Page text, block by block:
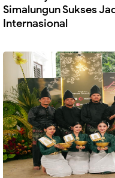
Simalungun Sukses
Internasional